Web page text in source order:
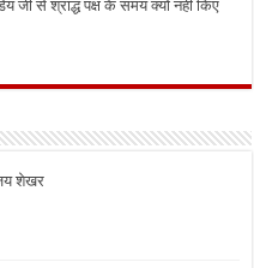
जी से श्राद्ध पक्ष के समय क्यों नहीं किए
शेखर